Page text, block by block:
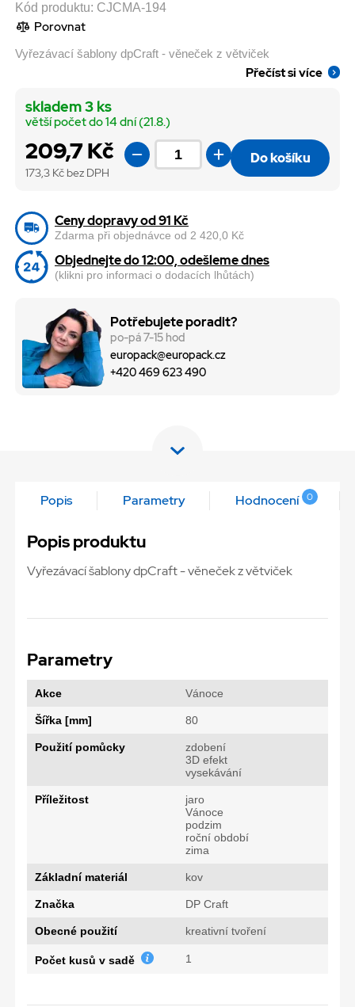
Kód produktu: CJCMA-194
Porovnat
Vyřezávací šablony dpCraft - věneček z větviček
Přečíst si více
209,7 Kč
173,3 Kč bez DPH
skladem 3 ks
větší počet do 14 dní (21.8.)
Do košíku
Ceny dopravy od 91 Kč
Zdarma při objednávce od 2 420,0 Kč
Objednejte do 12:00, odešleme dnes
(klikni pro informaci o dodacích lhůtách)
Potřebujete poradit?
po-pá 7-15 hod
europack@europack.cz
+420 469 623 490
Popis Parametry Hodnocení 0
Popis produktu
Vyřezávací šablony dpCraft - věneček z větviček
Parametry
Akce Vánoce
Šířka [mm] 80
Použití pomůcky
zdobení
3D efekt
vysekávání
Příležitost
jaro
Vánoce
podzim
roční období
zima
Základní materiál kov
Značka DP Craft
Obecné použití kreativní tvoření
Počet kusů v sadě 1